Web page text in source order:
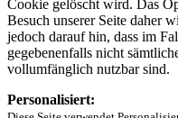
Cookie gelöscht wird. Das
Besuch unserer Seite daher
jedoch darauf hin, dass im
gegebenenfalls nicht
vollumfänglich nutzbar sind.
Personalisiert: